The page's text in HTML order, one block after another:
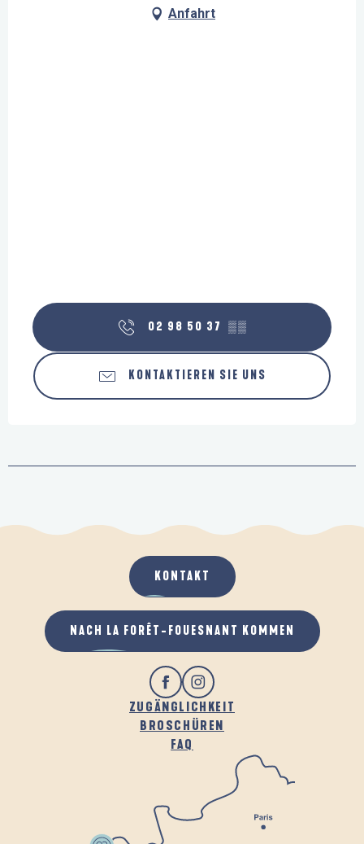
Anfahrt
02 98 50 37 ▒▒
KONTAKTIEREN SIE UNS
ZUGÄNGLICHKEIT
BROSCHÜREN
FAQ
KONTAKT
NACH LA FORÊT-FOUESNANT KOMMEN